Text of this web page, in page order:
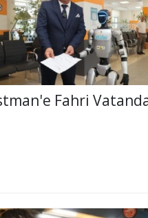
Fahri